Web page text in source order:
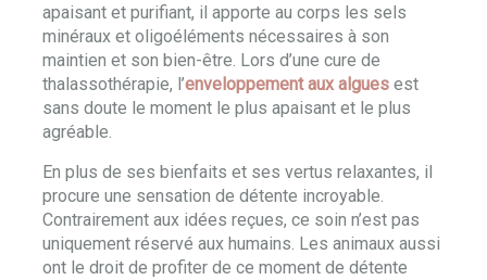
apaisant et purifiant, il apporte au corps les sels
minéraux et oligoéléments nécessaires à son
maintien et son bien-être. Lors d’une cure de
thalassothérapie, l’enveloppement aux algues est
sans doute le moment le plus apaisant et le plus
agréable.
En plus de ses bienfaits et ses vertus relaxantes, il
procure une sensation de détente incroyable.
Contrairement aux idées reçues, ce soin n’est pas
uniquement réservé aux humains. Les animaux aussi
ont le droit de profiter de ce moment de détente